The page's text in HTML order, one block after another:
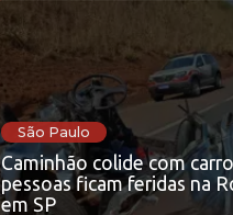
São Paulo
Caminhão colide com
pessoas ficam feridas na
em SP